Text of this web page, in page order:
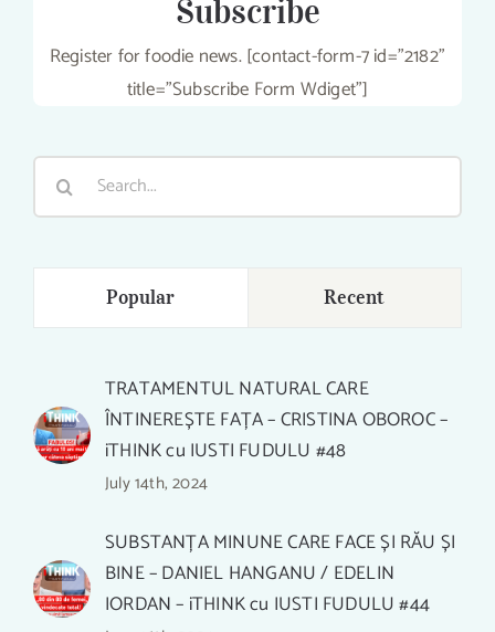
Subscribe
Register for foodie news. [contact-form-7 id="2182"
title="Subscribe Form Wdiget"]
Search
Popular Recent
TRATAMENTUL NATURAL CARE
ÎNTINEREȘTE FAȚA – CRISTINA OBOROC –
iTHINK cu IUSTI FUDULU #48
July 14th, 2024
SUBSTANȚA MINUNE CARE FACE ȘI RĂU ȘI
BINE – DANIEL HANGANU / EDELIN
IORDAN – iTHINK cu IUSTI FUDULU #44